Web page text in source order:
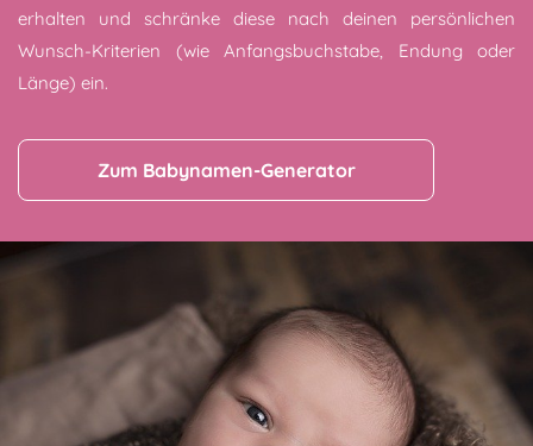
erhalten und schränke diese nach deinen persönlichen
Wunsch-Kriterien (wie Anfangsbuchstabe, Endung oder
Länge) ein.
Zum Babynamen-Generator